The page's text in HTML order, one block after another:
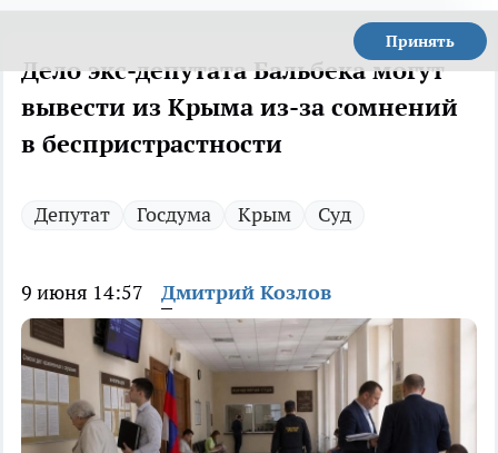
Принять
Дело экс-депутата Бальбека могут
вывести из Крыма из-за сомнений
в беспристрастности
Депутат Госдума Крым Суд
9 июня 14:57 Дмитрий Козлов